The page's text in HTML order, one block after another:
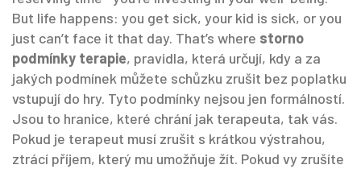
But life happens: you get sick, your kid is sick, or you
just can’t face it that day. That’s where storno
podmínky terapie, pravidla, která určují, kdy a za
jakých podmínek můžete schůzku zrušit bez poplatku
vstupují do hry. Tyto podmínky nejsou jen formálností.
Jsou to hranice, které chrání jak terapeuta, tak vás.
Pokud je terapeut musí zrušit s krátkou výstrahou,
ztrácí příjem, který mu umožňuje žít. Pokud vy zrušíte